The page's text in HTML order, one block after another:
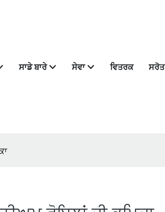
ਸਾਡੇ ਬਾਰੇ ਸੇਵਾ ਵਿਤਰਕ ਸਰੋਤ